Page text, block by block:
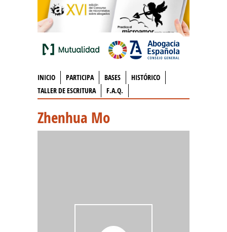
INICIO PARTICIPA BASES
HISTÓRICO
TALLER DE ESCRITURA
F.A.Q.
Zhenhua Mo